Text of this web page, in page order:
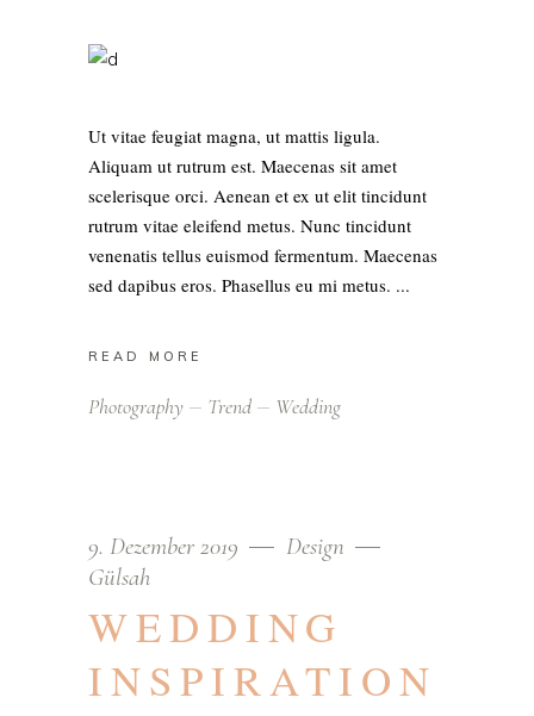
Ut vitae feugiat magna, ut mattis ligula.
Aliquam ut rutrum est. Maecenas sit amet
scelerisque orci. Aenean et ex ut elit tincidunt
rutrum vitae eleifend metus. Nunc tincidunt
venenatis tellus euismod fermentum. Maecenas
sed dapibus eros. Phasellus eu mi metus.
READ MORE
Photography Trend Wedding
9. Dezember 2019
Design
Gülsah
WEDDING
INSPIRATION